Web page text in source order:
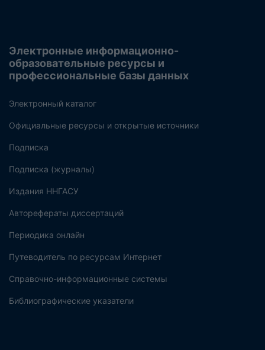
Электронные информационно-
образовательные ресурсы и
профессиональные базы данных
Электронный каталог
Официальные ресурсы и открытые источники
Подписка
Подписка (журналы)
Издания ННГАСУ
Авторефераты диссертаций
Периодика онлайн
Путеводитель по ресурсам Интернет
Справочно-информационные системы
Библиографические указатели